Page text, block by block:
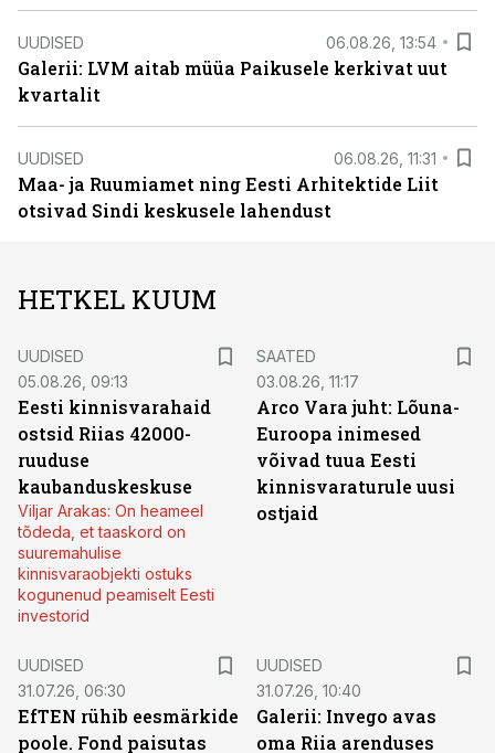
UUDISED 06.08.26, 13:54
Galerii: LVM aitab müüa Paikusele kerkivat uut
kvartalit
UUDISED 06.08.26, 11:31
Maa- ja Ruumiamet ning Eesti Arhitektide Liit
otsivad Sindi keskusele lahendust
HETKEL KUUM
UUDISED
05.08.26, 09:13
Eesti kinnisvarahaid
ostsid Riias 42000-
ruuduse
kaubanduskeskuse
Viljar Arakas: On heameel
tõdeda, et taaskord on
suuremahulise
kinnisvaraobjekti ostuks
kogunenud peamiselt Eesti
investorid
SAATED
03.08.26, 11:17
Arco Vara juht: Lõuna-
Euroopa inimesed
võivad tuua Eesti
kinnisvaraturule uusi
ostjaid
UUDISED
31.07.26, 06:30
EfTEN rühib eesmärkide
poole. Fond paisutas
UUDISED
31.07.26, 10:40
Galerii: Invego avas
oma Riia arenduses